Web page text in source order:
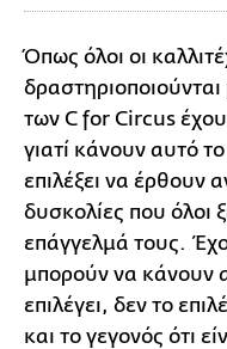
Όπως όλοι οι
των C for Circus
γιατί κάνουν αυτό
επιλέξει να έρθουν
δυσκολίες που όλοι
επάγγελμά τους.
μπορούν να κάνουν
επιλέγει, δεν το
και το γεγονός ότι